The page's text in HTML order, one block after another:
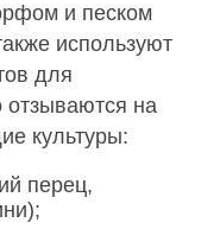
и песком
используют
для
отзываются на
культуры:
перец,